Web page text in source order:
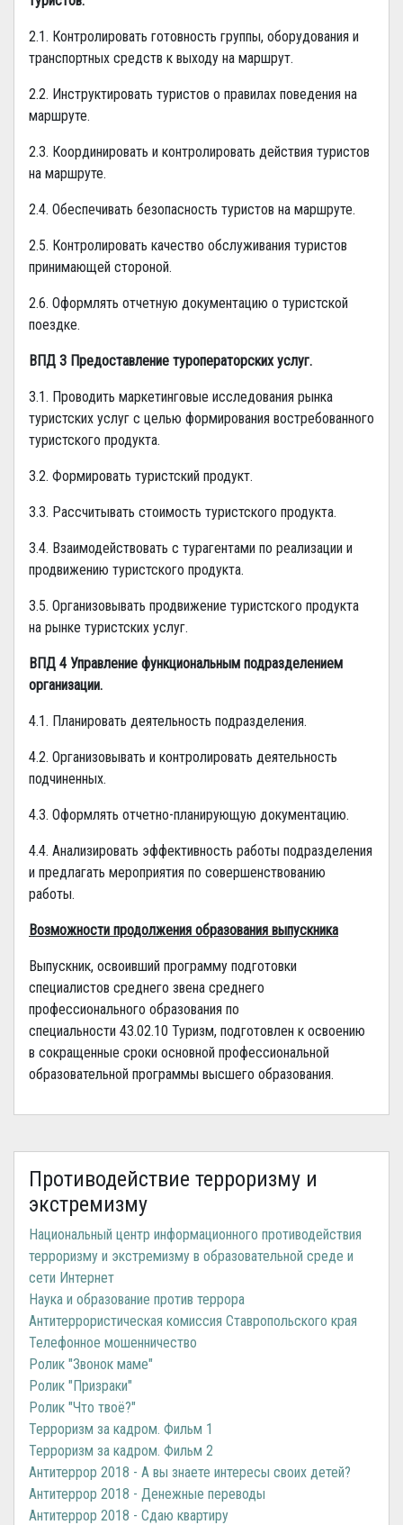
2.1. Контролировать готовность группы, оборудования и
транспортных средств к выходу на маршрут.
2.2. Инструктировать туристов о правилах поведения на
маршруте.
2.3. Координировать и контролировать действия туристов
на маршруте.
2.4. Обеспечивать безопасность туристов на маршруте.
2.5. Контролировать качество обслуживания туристов
принимающей стороной.
2.6. Оформлять отчетную документацию о туристской
поездке.
ВПД 3 Предоставление туроператорских услуг.
3.1. Проводить маркетинговые исследования рынка
туристских услуг с целью формирования востребованного
туристского продукта.
3.2. Формировать туристский продукт.
3.3. Рассчитывать стоимость туристского продукта.
3.4. Взаимодействовать с турагентами по реализации и
продвижению туристского продукта.
3.5. Организовывать продвижение туристского продукта
на рынке туристских услуг.
ВПД 4 Управление функциональным подразделением
организации.
4.1. Планировать деятельность подразделения.
4.2. Организовывать и контролировать деятельность
подчиненных.
4.3. Оформлять отчетно-планирующую документацию.
4.4. Анализировать эффективность работы подразделения
и предлагать мероприятия по совершенствованию
работы.
Возможности продолжения образования выпускника
Выпускник, освоивший программу подготовки
специалистов среднего звена среднего
профессионального образования по
специальности 43.02.10 Туризм, подготовлен к освоению
в сокращенные сроки основной профессиональной
образовательной программы высшего образования.
Противодействие терроризму и
экстремизму
Национальный центр информационного противодействия
терроризму и экстремизму в образовательной среде и
сети Интернет
Наука и образование против террора
Антитеррористическая комиссия Ставропольского края
Телефонное мошенничество
Ролик "Звонок маме"
Ролик "Призраки"
Ролик "Что твоё?"
Терроризм за кадром. Фильм 1
Терроризм за кадром. Фильм 2
Антитеррор 2018 - А вы знаете интересы своих детей?
Антитеррор 2018 - Денежные переводы
Антитеррор 2018 - Сдаю квартиру